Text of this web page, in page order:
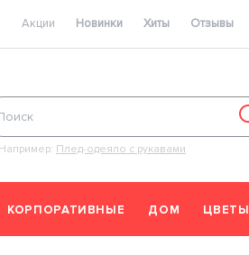
Акции Новинки Хиты Отзывы
Например: Плед-одеяло с рукавами
КОРПОРАТИВНЫЕ ДОМ ЦВЕТЫ